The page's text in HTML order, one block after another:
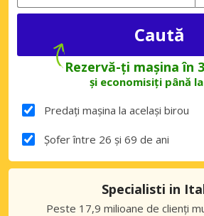
Rezervă-ți mașina în
și economisiți până
Predați mașina la același birou
Șofer între 26 și 69 de ani
Specialisti in
Peste 17,9 milioane de clienți